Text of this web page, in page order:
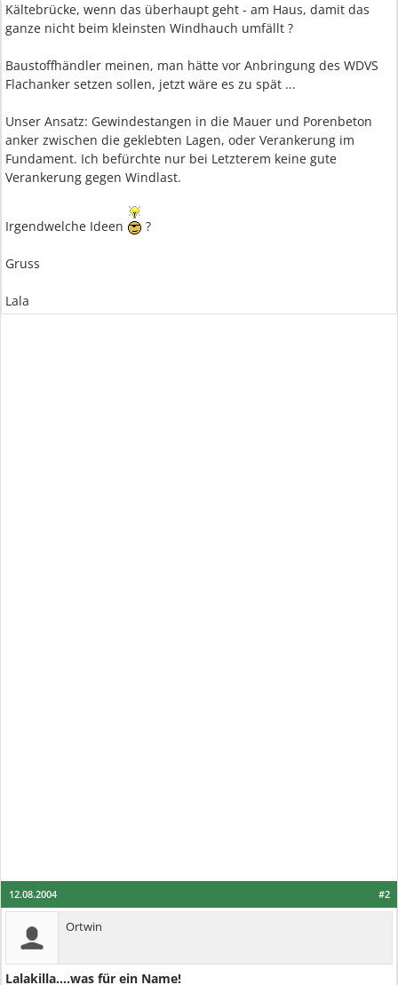
Kältebrücke, wenn das überhaupt geht - am Haus, damit das
ganze nicht beim kleinsten Windhauch umfällt ?
Baustoffhändler meinen, man hätte vor Anbringung des WDVS
Flachanker setzen sollen, jetzt wäre es zu spät ...
Unser Ansatz: Gewindestangen in die Mauer und Porenbeton
anker zwischen die geklebten Lagen, oder Verankerung im
Fundament. Ich befürchte nur bei Letzterem keine gute
Verankerung gegen Windlast.
Irgendwelche Ideen ?
Gruss
Lala
#2
12.08.2004
Ortwin
Lalakilla....was für ein Name!